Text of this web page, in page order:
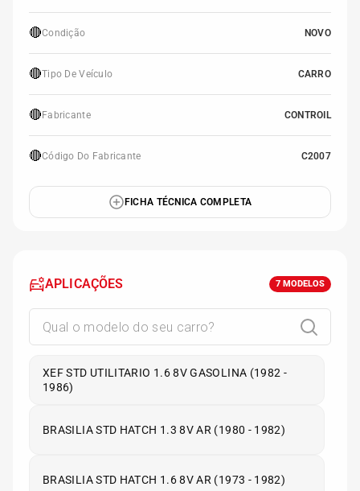
🔴Condição NOVO
🔴Tipo De Veículo CARRO
🔴 Fabricante CONTROIL
🔴Código Do Fabricante C2007
FICHA TÉCNICA COMPLETA
APLICAÇÕES 7 MODELOS
XEF STD UTILITARIO 1.6 8V GASOLINA (1982 -
1986)
BRASILIA STD HATCH 1.3 8V AR (1980 - 1982)
BRASILIA STD HATCH 1.6 8V AR (1973 - 1982)